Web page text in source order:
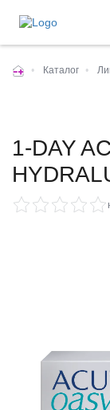
• Каталог •
1-DAY